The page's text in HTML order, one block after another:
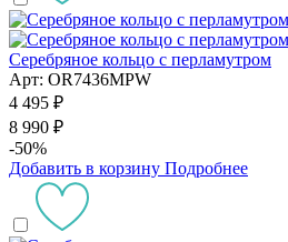
Серебряное кольцо с перламутром
Арт: OR7436MPW
4 495 ₽
8 990 ₽
-50%
Добавить в корзину Подробнее